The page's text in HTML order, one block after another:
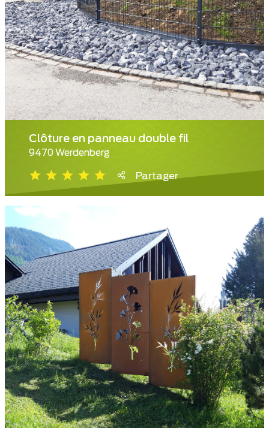
Clôture en panneau double fil
9470 Werdenberg
Partager